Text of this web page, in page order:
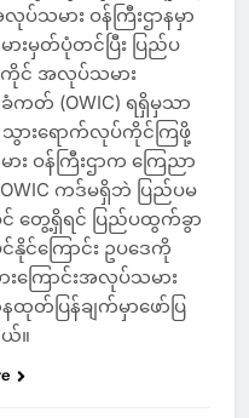
ပ်သမား ဝန်ကြီးဌာနမှာ
းမှတ်ပုံတင်ပြီး ပြည်ပ
င် အလုပ်သမား
တ် (OWIC) ရရှိမှသာ
ား​ရောက်လုပ်ကိုင်ကြဖို့
း ဝန်ကြီးဌာက ကြေညာ
ကဒ်မရှိဘဲ ပြည်ပမ
တွေ့ရှိရင် ပြည်ပထွက်ခွာ
နိုင်ကြောင်း ဥပဒေကို
ားကြောင်းအလုပ်သမား
နထုတ်ပြန်ချက်မှာဖော်ပြ
ယ်။